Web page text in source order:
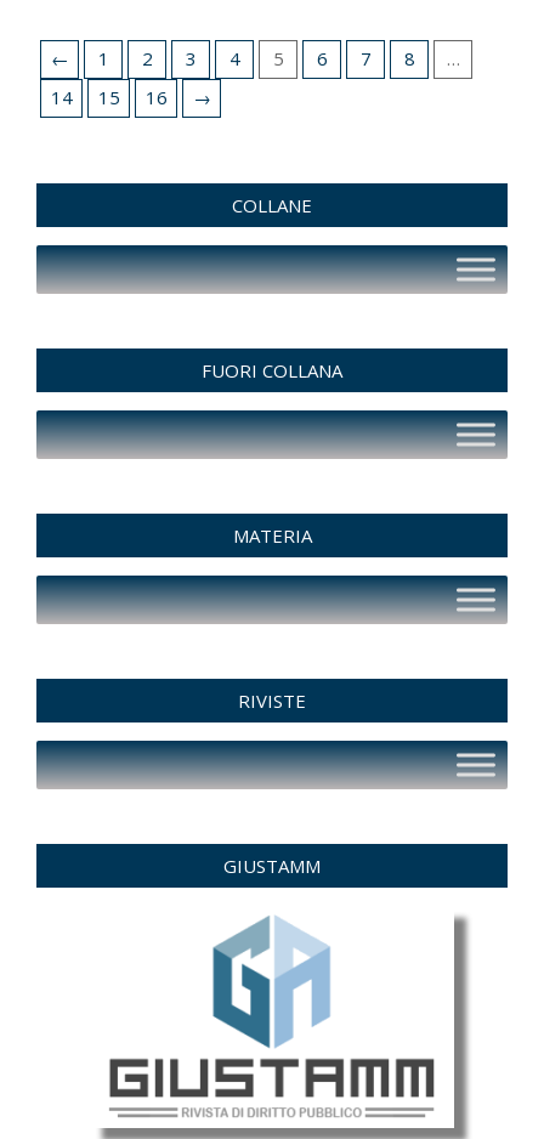
← 1 2 3 4 5 6 7 8
…
14
15 16 →
COLLANE
FUORI COLLANA
MATERIA
RIVISTE
GIUSTAMM